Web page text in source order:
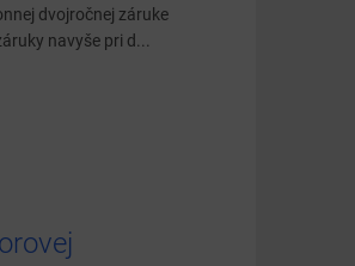
dvojročnej záruke
navyše pri d...